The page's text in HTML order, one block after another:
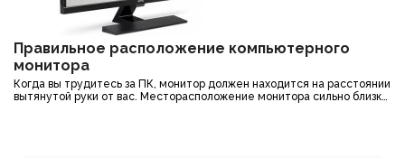
Правильное расположение компьютерного
монитора
Когда вы трудитесь за ПК, монитор должен находится на расстоянии
вытянутой руки от вас. Месторасположение монитора сильно близко